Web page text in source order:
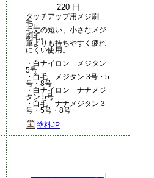
220 円
タッチアップ用メジ刷
毛。
毛丈の短い、小さなメジ
刷毛。
筆よりも持ちやすく疲れ
にくい使用。
・白ナイロン メジタン
5号
・白毛 メジタン 3号・5
号・8号
・白ナイロン ナナメジ
タン 5号
・白毛 ナナメジタン 3
号・5号・8号
塗料JP